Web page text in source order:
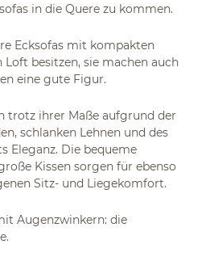
in die Quere zu kommen.
Ecksofas mit kompakten
Loft besitzen, sie machen auch
eine gute Figur.
trotz ihrer Maße aufgrund der
schlanken Lehnen und des
Eleganz. Die bequeme
Kissen sorgen für ebenso
Sitz- und Liegekomfort.
Augenzwinkern: die